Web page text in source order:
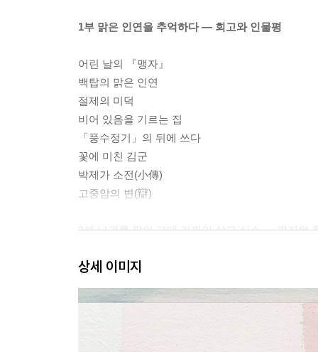
1부 맑은 인연을 추억하다 ― 회고와 인물평
어린 날의 『맹자』
백탑의 맑은 인연
절제의 미덕
비어 있음을 기르는 집
「풍수정기」의 뒤에 쓰다
꽃에 미친 김군
박제가 소전(小傳)
고중암의 변(辯)
2부 나귀를 팔아 그대 가까이 살고 싶소 ― 편지와
관헌 서상수에게
상중(喪中)의 이몽직에게 보낸 답장
형암 이덕무에게
상세 이미지